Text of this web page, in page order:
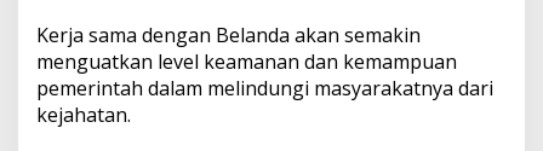
Kerja sama dengan Belanda akan semakin
menguatkan level keamanan dan kemampuan
pemerintah dalam melindungi masyarakatnya dari
kejahatan.